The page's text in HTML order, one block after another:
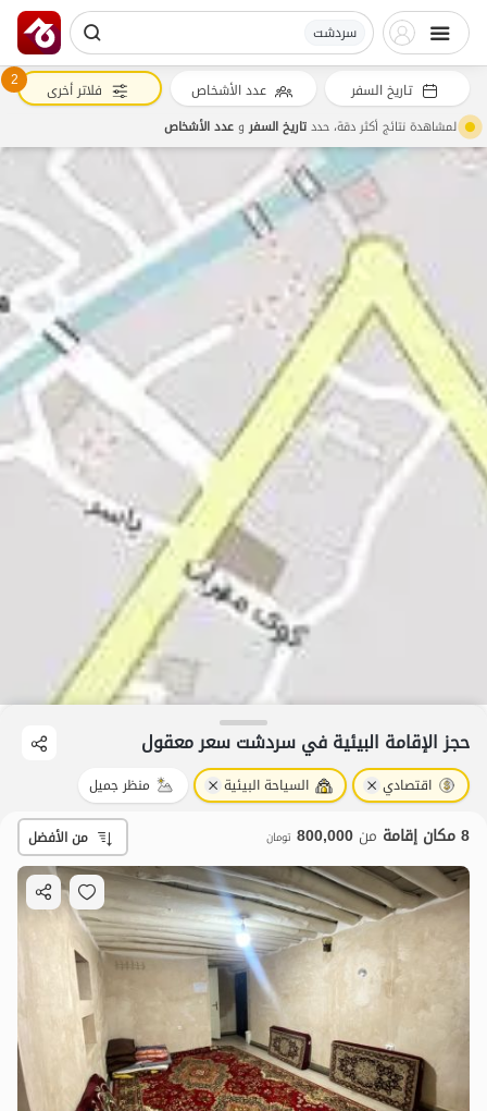
سردشت
حجز الإقامة البيئية في سردشت سعر معقول
اقتصادي السياحة البيئية منظر جميل
8 مكان إقامة من 800,000 تومان من الأفضل
تاريخ السفر عدد الأشخاص 2 فلاتر أخرى
لمشاهدة نتائج أكثر دقة، حددتاريخ السفروعدد الأشخاص